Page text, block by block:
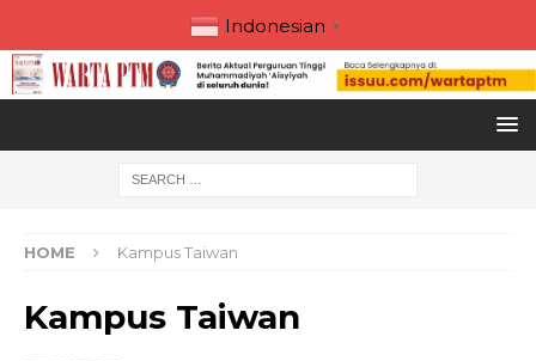
Indonesian ▼
HOME Kampus Taiwan
Kampus Taiwan